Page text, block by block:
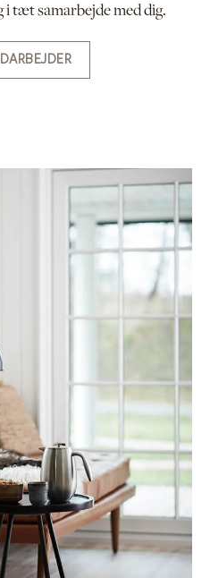
tæt samarbejde med dig.